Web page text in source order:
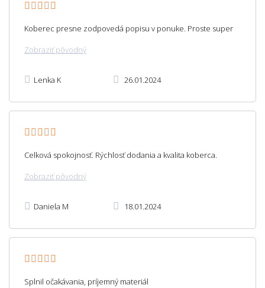
Koberec presne zodpovedá popisu v ponuke. Proste super
Zobraziť pôvodný
Lenka K 26.01.2024
Celková spokojnosť. Rýchlosť dodania a kvalita koberca.
Zobraziť pôvodný
Daniela M 18.01.2024
Splnil očakávania, príjemný materiál